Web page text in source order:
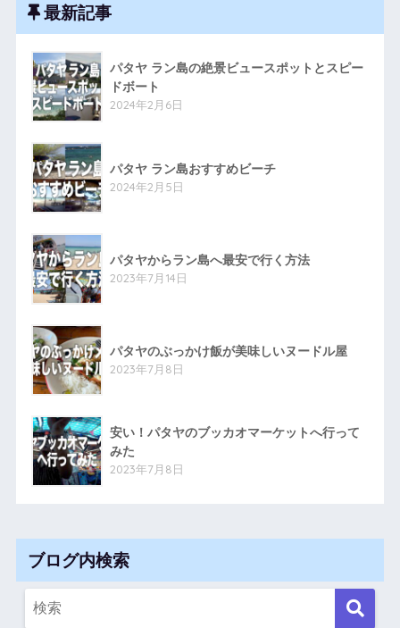
最新記事
パタヤ ラン島の絶景ビュースポットとスピー
ドボート
2024年2月6日
パタヤ ラン島おすすめビーチ
2024年2月5日
パタヤからラン島へ最安で行く方法
2023年7月14日
パタヤのぶっかけ飯が美味しいヌードル屋
2023年7月8日
安い！パタヤのブッカオマーケットへ行って
みた
2023年7月8日
ブログ内検索